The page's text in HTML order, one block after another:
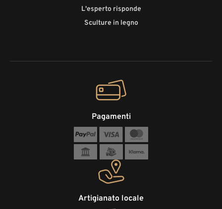
L'esperto risponde
Sculture in legno
Artigianato locale
Pagamenti